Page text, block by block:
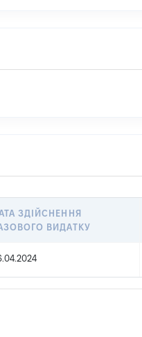
ЗДІЙСНЕННЯ
ВИДАТКУ